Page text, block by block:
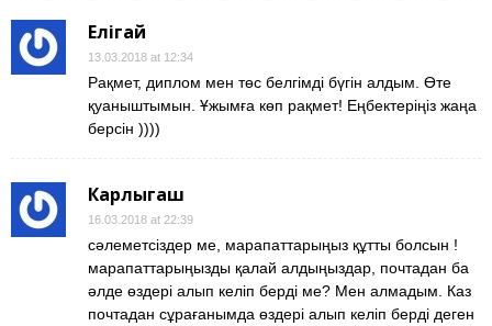
Елігай
13.03.2018 at 12:34
Рақмет, диплом мен төс белгімді бүгін алдым. Өте
қуаныштымын. Ұжымға көп рақмет! Еңбектеріңіз жаңа
берсін ))))
Карлыгаш
16.03.2018 at 22:39
сәлеметсіздер ме, марапаттарыңыз құтты болсын !
марапаттарыңызды қалай алдыңыздар, почтадан ба
әлде өздері алып келіп берді ме? Мен алмадым. Каз
почтадан сұрағанымда өздері алып келіп берді деген